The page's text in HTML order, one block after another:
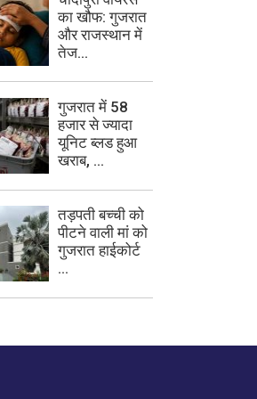
का खौफ: गुजरात
और राजस्थान में
तेज...
गुजरात में 58
हजार से ज्यादा
यूनिट ब्लड हुआ
खराब, ...
तड़पती बच्ची को
पीटने वाली मां को
गुजरात हाईकोर्ट
...